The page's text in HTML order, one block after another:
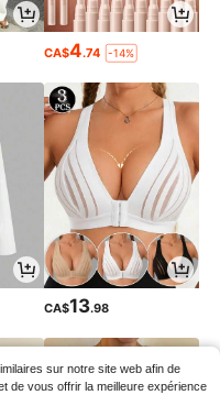
CA$4.74 -14%
CA$13.98
sur notre site web afin de
de vous offrir la meilleure expérience